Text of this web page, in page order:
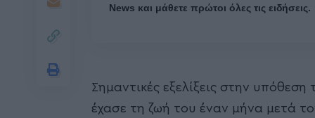
News και μάθετε πρώτοι όλες τις ειδήσεις.
Σημαντικές εξελίξεις στην
έχασε τη ζωή του έναν μήνα μετά